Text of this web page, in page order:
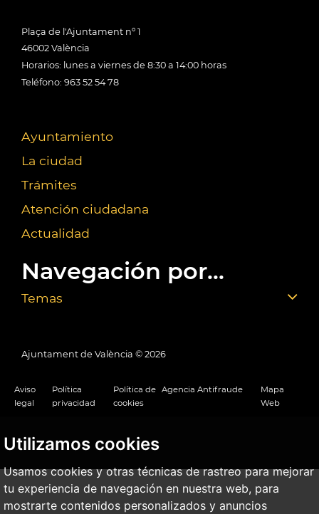
Utilizamos cookies
Usamos cookies y otras técnicas de rastreo para mejorar
tu experiencia de navegación en nuestra web, para
mostrarte contenidos personalizados y anuncios
Plaça de l'Ajuntament nº 1
46002 València
Horarios: lunes a viernes de 8:30 a 14:00 horas
Teléfono: 963 52 54 78
Ayuntamiento
La ciudad
Trámites
Atención ciudadana
Actualidad
Navegación por...
Temas
Ajuntament de València © 2026
Aviso
legal
Política
privacidad
Política de
cookies
Agencia Antifraude
Mapa
Web